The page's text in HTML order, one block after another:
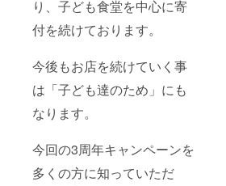
り、子ども食堂を中心に寄
付を続けております。
今後もお店を続けていく事
は「子ども達のため」にも
なります。
今回の3周年キャンペーンを
多くの方に知っていただ